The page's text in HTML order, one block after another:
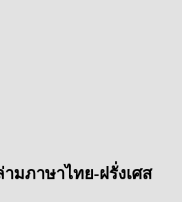
มภาษาไทย-ฝรั่งเศส